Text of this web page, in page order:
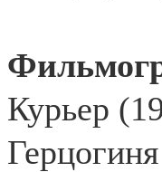
Курьер